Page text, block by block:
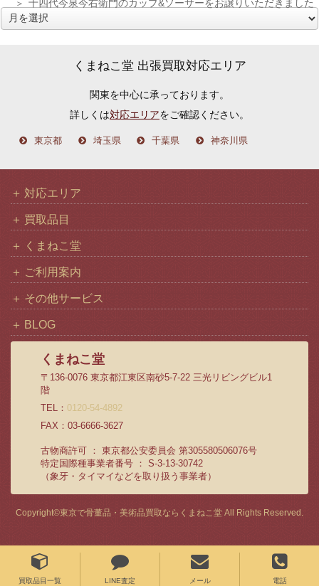
買取品目一覧 LINE査定 メール 電話
十四代今泉今右衛門のカップ&ソーサーをお譲りいただきました
くまねこ堂 出張買取対応エリア
関東を中心に承っております。
詳しくは対応エリアをご確認ください。
東京都 埼玉県 千葉県 神奈川県
対応エリア
買取品目
くまねこ堂
ご利用案内
その他サービス
BLOG
くまねこ堂
〒136-0076 東京都江東区南砂5-7-22 三光リビングビル1
階
TEL： 0120-54-4892
FAX：03-6666-3627
古物商許可 ： 東京都公安委員会 第305580506076号
特定国際種事業者番号 ： S-3-13-30742
（象牙・タイマイなどを取り扱う事業者）
Copyright©東京で骨董品・美術品買取ならくまねこ堂 All Rights Reserved.